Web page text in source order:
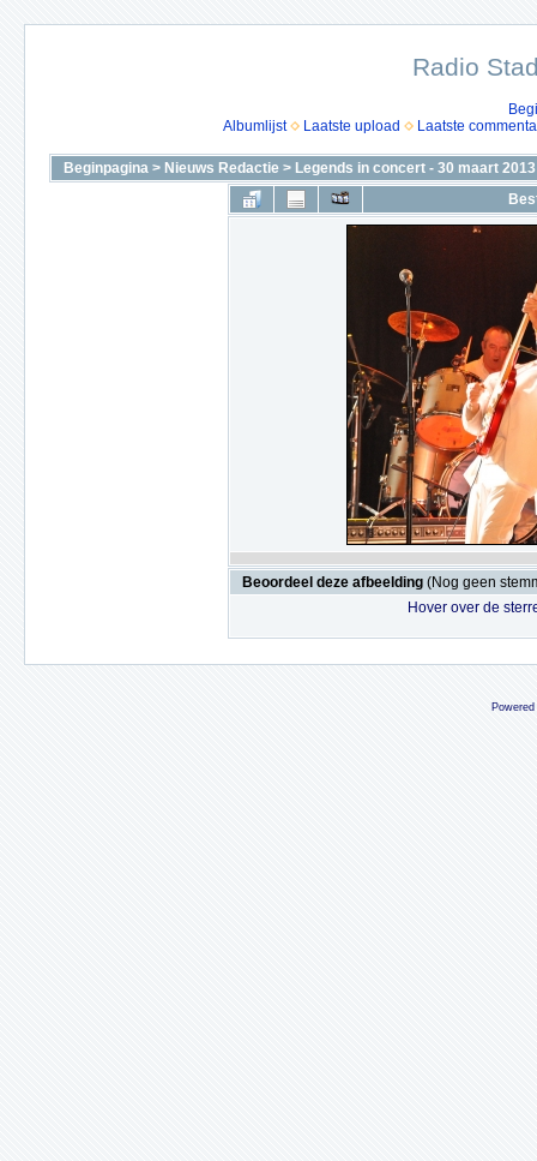
Radio
Albumlijst
Laatste upload Laatste
Beginpagina > Nieuws Redactie > Legends in concert - 30 maart 2013
Beoordeel deze afbeelding (Nog geen
Hover over de